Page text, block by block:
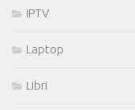
IPTV
Laptop
Libri